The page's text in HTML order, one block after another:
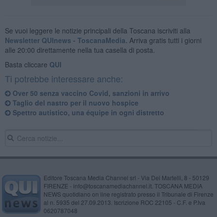
Se vuoi leggere le notizie principali della Toscana iscriviti alla
Newsletter QUInews - ToscanaMedia. Arriva gratis tutti i giorni
alle 20:00 direttamente nella tua casella di posta.
Basta cliccare QUI
Ti potrebbe interessare anche:
Over 50 senza vaccino Covid, sanzioni in arrivo
Taglio del nastro per il nuovo hospice
Spettro autistico, una équipe in ogni distretto
Editore Toscana Media Channel srl - Via Dei Martelli, 8 - 50129
FIRENZE - info@toscanamediachannel.it. TOSCANA MEDIA
NEWS quotidiano on line registrato presso il Tribunale di Firenze
al n. 5935 del 27.09.2013. Iscrizione ROC 22105 - C.F. e P.Iva
0620787048